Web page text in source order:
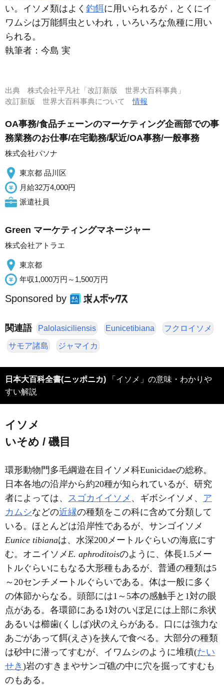
い。イソメ類はよく 釣餌に用いられるが，とくにイ
ワムシは万能餌虫といわれ，いろいろな魚種に用い
られる。
執筆者： 今島 実
出典 株式会社平凡社「改訂新版 世界大百科事典」
改訂新版 世界大百科事典について情報
OA事務/食品チェーンのマーケティング企画部での事
務業務のお仕事/在宅勤務/駅近/OA事務/一般事務
株式会社パソナ
東京都 品川区
月給32万4,000円
派遣社員
Green マーケティングマネージャー
株式会社アトラエ
東京都
年収1,000万円～1,500万円
Sponsored by
関連語 Palolasiciliensis Eunicetibiana フクロイソメ
サモア諸島 ジャマイカ
日本大百科全書(ニッポニカ) 「イソメ」の意味・わかりや
すい解説
イソメ
いそめ / 磯目
環形動物門多毛綱遊在目イソメ科Eunicidaeの総称。
日本各地の沿岸から約20種が知られているが、研究
者によっては、
スゴカイイソメ 、ギボシイソメ、 ア
カムシなどの近縁の種類をこの科に含めて分類して
いる。ほとんどは沿岸性であるが、サンゴイソメ
Eunice tibianaは、水深200メートルぐらいの海底にす
む。オニイソメ E. aphroditoisのように、体長1.5メー
トルぐらいにもなる大形種もあるが、普通の種類は5
～20センチメートルぐらいである。体は一般に多く
の体節からなる。頭部には1～5本の感触手と1対の眼
点がある。各環節にある1対のいぼ足には上部に糸状
あるいは櫛歯(くしば)状のえらがある。口には強力な
あごがあって餌(えさ)を挟んで食べる。大部分の種類
は砂中に潜ってすむが、イワムシのように堆積(たい
せき )岩のすきまやサンゴ礁の中に穴を掘ってすむも
のもある。